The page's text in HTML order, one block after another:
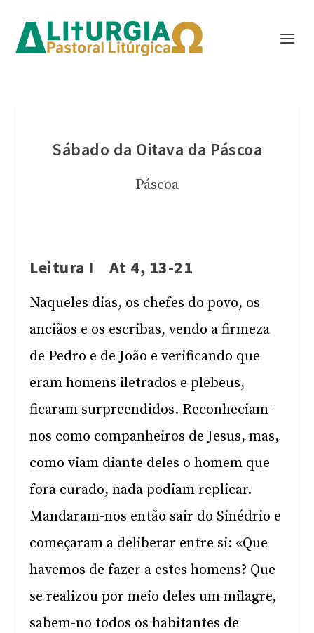
Sábado da Oitava da Páscoa
Páscoa
Leitura I At 4, 13-21
Naqueles dias, os chefes do povo, os
anciãos e os escribas, vendo a firmeza
de Pedro e de João e verificando que
eram homens iletrados e plebeus,
ficaram surpreendidos. Reconheciam-
nos como companheiros de Jesus, mas,
como viam diante deles o homem que
fora curado, nada podiam replicar.
Mandaram-nos então sair do Sinédrio e
começaram a deliberar entre si: «Que
havemos de fazer a estes homens? Que
se realizou por meio deles um milagre,
sabem-no todos os habitantes de